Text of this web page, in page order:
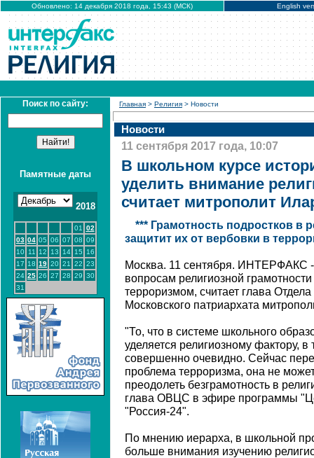
Обновлено: 14 декабря 2018 года, 15:43 (МСК) English
Поиск по сайту:
Памятные даты
2018
01
02
03 04 05 06 07 08 09
10
11 12 13 14 15
16
17 18 19 20 21 22 23
24 25 26 27 28 29 30
31
Главная > Религия > Новости
Новости
11 сентября 2017 года, 10:07
В школьном курсе
уделить внимание
считает митрополит
*** Грамотность подростков в
защитит их от вербовки в
Москва. 11 сентября. ИНТЕРФАКС
вопросам религиозной
терроризмом, считает глава
Московского патриархата
"То, что в системе школьного
уделяется религиозному фактору, в
совершенно очевидно. Сейчас
проблема терроризма, она не
преодолеть безграмотность в
глава ОВЦС в эфире программы
"Россия-24".
По мнению иерарха, в школьной
больше внимания изучению